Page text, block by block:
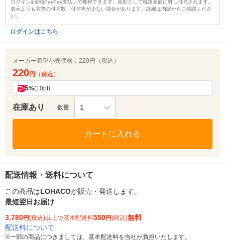
ログイン&全額PayPay支払いで獲得できます。原則として税抜金額に対し付与されます。
表示よりも実際の付与数、付与率が少ない場合があります。詳細は内訳からご確認くださ
い。
ログインはこちら
メーカー希望小売価格： 220円（税込）
220円 （税込）
5%(10pt)
在庫あり 数量 1
カートに入れる
配送情報・送料について
この商品はLOHACOが販売・発送します。
最短翌日お届け
3,780円(税込)以上で基本配送料550円(税込)無料
配送料について
※一部の商品につきましては、基本配送料を当社が負担いたします。